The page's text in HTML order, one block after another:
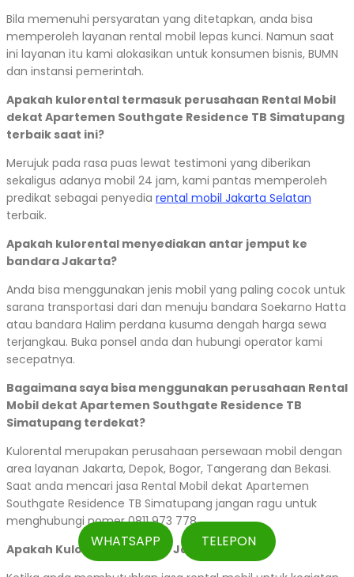
Bila memenuhi persyaratan yang ditetapkan, anda bisa
memperoleh layanan rental mobil lepas kunci. Namun saat
ini layanan itu kami alokasikan untuk konsumen bisnis, BUMN
dan instansi pemerintah.
Apakah kulorental termasuk perusahaan Rental Mobil
dekat Apartemen Southgate Residence TB Simatupang
terbaik saat ini?
Merujuk pada rasa puas lewat testimoni yang diberikan
sekaligus adanya mobil 24 jam, kami pantas memperoleh
predikat sebagai penyedia rental mobil Jakarta Selatan
terbaik.
Apakah kulorental menyediakan antar jemput ke
bandara Jakarta?
Anda bisa menggunakan jenis mobil yang paling cocok untuk
sarana transportasi dari dan menuju bandara Soekarno Hatta
atau bandara Halim perdana kusuma dengah harga sewa
terjangkau. Buka ponsel anda dan hubungi operator kami
secepatnya.
Bagaimana saya bisa menggunakan perusahaan Rental
Mobil dekat Apartemen Southgate Residence TB
Simatupang terdekat?
Kulorental merupakan perusahaan persewaan mobil dengan
area layanan Jakarta, Depok, Bogor, Tangerang dan Bekasi.
Saat anda mencari jasa Rental Mobil dekat Apartemen
Southgate Residence TB Simatupang jangan ragu untuk
menghubungi nomer 0811 973 778.
Apakah Kulorental Buka 24 Jam?
WHATSAPP TELEPON